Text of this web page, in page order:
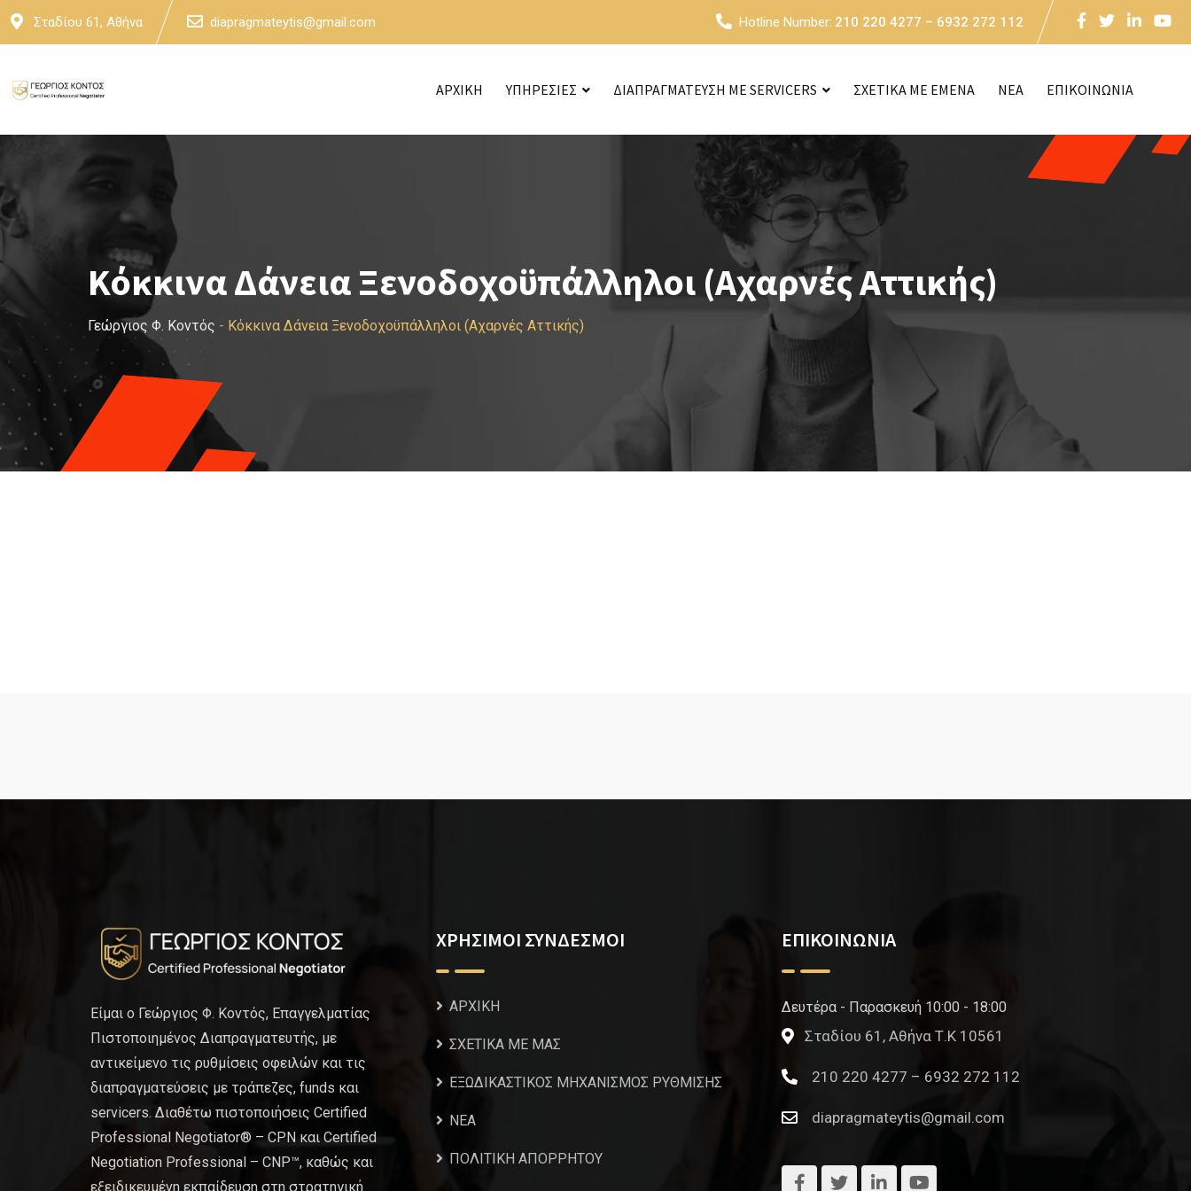
Skip
Σταδίου 61, Αθήνα diapragmateytis@gmail.com Hotline Number: 210 220 4277 – 6932 272 112
ΑΡΧΙΚΗ ΥΠΗΡΕΣΙΕΣ ΔΙΑΠΡΑΓΜΑΤΕΥΣΗ ΜΕ SERVICERS ΣΧΕΤΙΚΑ ΜΕ ΕΜΕΝΑ NEA ΕΠΙΚΟΙΝΩΝΙΑ
Κόκκινα Δάνεια Ξενοδοχοϋπάλληλοι (Αχαρνές Αττικής)
Γεώργιος Φ. Κοντός - Κόκκινα Δάνεια Ξενοδοχοϋπάλληλοι (Αχαρνές Αττικής)
Είμαι ο Γεώργιος Φ. Κοντός, Επαγγελματίας
Πιστοποιημένος Διαπραγματευτής, με
αντικείμενο τις ρυθμίσεις οφειλών και τις
διαπραγματεύσεις με τράπεζες, funds και
servicers. Διαθέτω πιστοποιήσεις Certified
Professional Negotiator® – CPN και Certified
Negotiation Professional – CNP™, καθώς και
εξειδικευμένη εκπαίδευση στη στρατηγική
ΧΡΗΣΙΜΟΙ ΣΥΝΔΕΣΜΟΙ
ΑΡΧΙΚΗ
ΣΧΕΤΙΚΑ ΜΕ ΜΑΣ
ΕΞΩΔΙΚΑΣΤΙΚΟΣ ΜΗΧΑΝΙΣΜΟΣ ΡΥΘΜΙΣΗΣ
NEA
ΠΟΛΙΤΙΚΗ ΑΠΟΡΡΗΤΟΥ
ΕΠΙΚΟΙΝΩΝΙΑ
Δευτέρα - Παρασκευή 10:00 - 18:00
Σταδίου 61, Αθήνα Τ.Κ 10561
210 220 4277 – 6932 272 112
diapragmateytis@gmail.com